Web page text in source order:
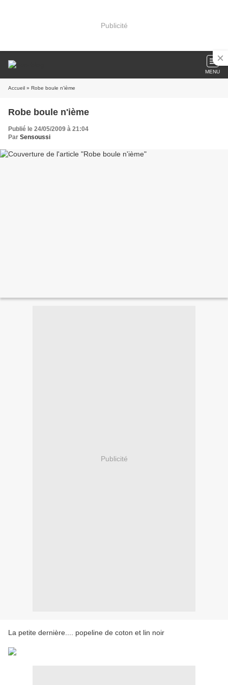
Publicité
MENU
Accueil » Robe boule n'ième
Robe boule n'ième
Publié le 24/05/2009 à 21:04
Par Sensoussi
Publicité
La petite dernière.... popeline de coton et lin noir